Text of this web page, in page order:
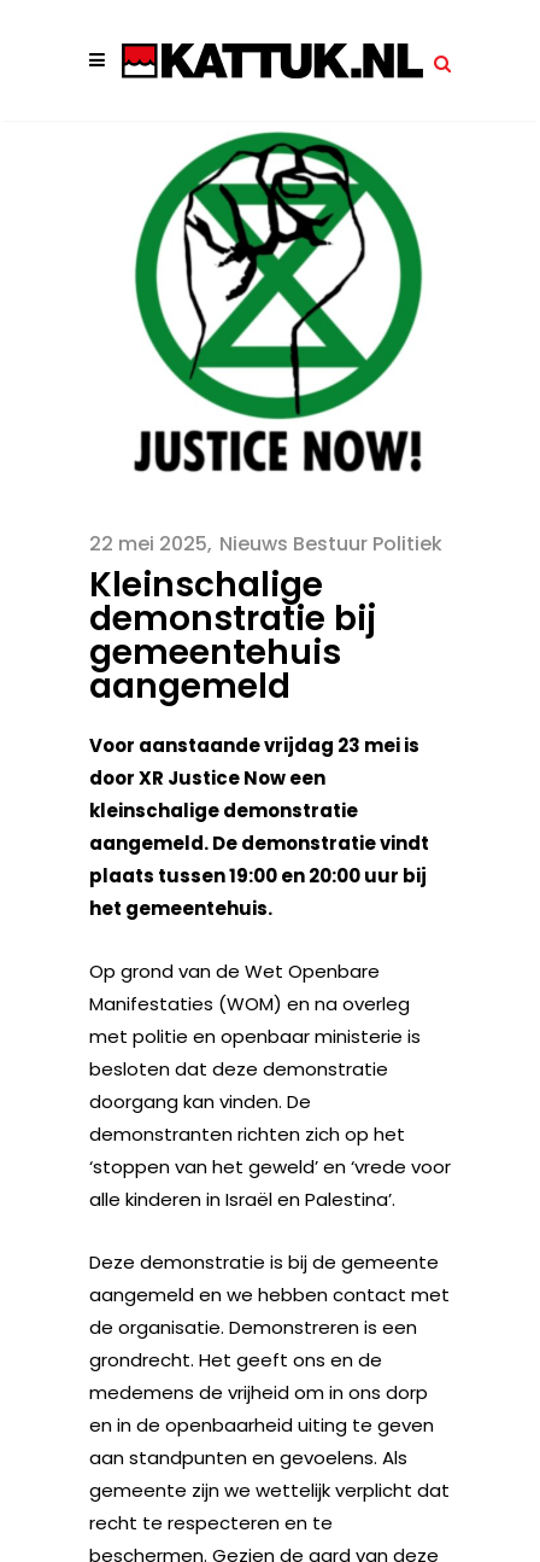
22 mei 2025 Nieuws Bestuur Politiek
Kleinschalige
demonstratie bij
gemeentehuis
aangemeld
Voor aanstaande vrijdag 23 mei is
door XR Justice Now een
kleinschalige demonstratie
aangemeld. De demonstratie vindt
plaats tussen 19:00 en 20:00 uur bij
het gemeentehuis.
Op grond van de Wet Openbare
Manifestaties (WOM) en na overleg
met politie en openbaar ministerie is
besloten dat deze demonstratie
doorgang kan vinden. De
demonstranten richten zich op het
‘stoppen van het geweld’ en ‘vrede voor
alle kinderen in Israël en Palestina’.
Deze demonstratie is bij de gemeente
aangemeld en we hebben contact met
de organisatie. Demonstreren is een
grondrecht. Het geeft ons en de
medemens de vrijheid om in ons dorp
en in de openbaarheid uiting te geven
aan standpunten en gevoelens. Als
gemeente zijn we wettelijk verplicht dat
recht te respecteren en te
beschermen. Gezien de aard van deze